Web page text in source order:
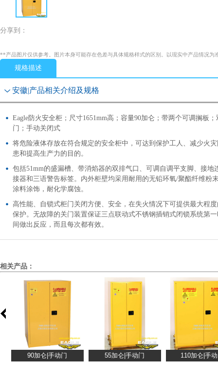
分享到：
**产品图片仅供参考。图片本身可能存在色差与具体规格样式的区别。以现实中产品情况为
规格描述
安徽|产品相关介绍及规格
Eagle防火安全柜；尺寸1651mm高；容量90加仑；带两个可调搁板；
门；手动关闭式
将危险液体存放在符合规定的安全柜中，可达到保护工人、减少火
患和提高生产力的目的。
包括51mm的盛漏槽、带消焰器的双排气口、可调自调平支脚、接地
接器和三语警告标签。内外柜壁均采用耐用的无铅环氧/聚酯纤维粉
涂料涂饰，耐化学腐蚀。
高性能、自锁式柜门关闭方便、安全，在失火情况下可提供最大程
保护。无故障的关门装置保证三点联动式不锈钢插销式闭锁系统第
间做出反应，而且每次都有效。
相关产品：